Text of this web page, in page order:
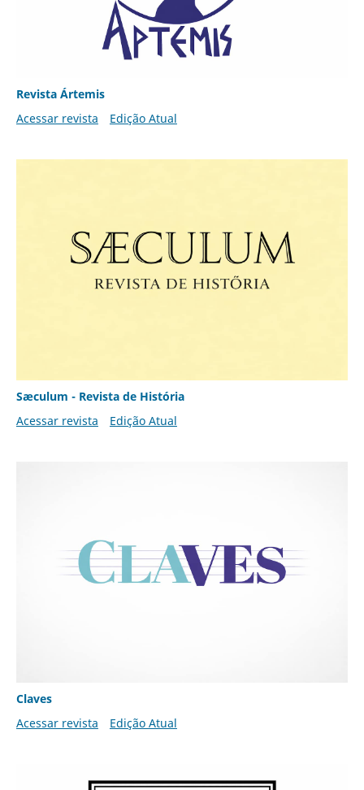
Revista Ártemis
Acessar revista
Edição Atual
Sæculum - Revista de História
Acessar revista
Edição Atual
Claves
Acessar revista
Edição Atual